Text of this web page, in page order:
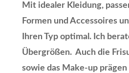
Mit idealer Kleidung,
Formen und Accessoires
Ihren Typ optimal. Ich
Übergrößen. Auch die
sowie das Make-up